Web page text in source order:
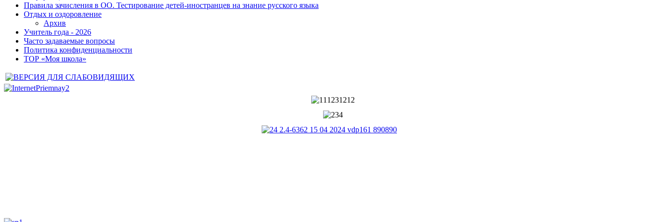
Правила зачисления в ОО. Тестирование детей-иностранцев на знание русского языка
Отдых и оздоровление
Архив
Учитель года - 2026
Часто задаваемые вопросы
Политика конфиденциальности
ТОР «Моя школа»